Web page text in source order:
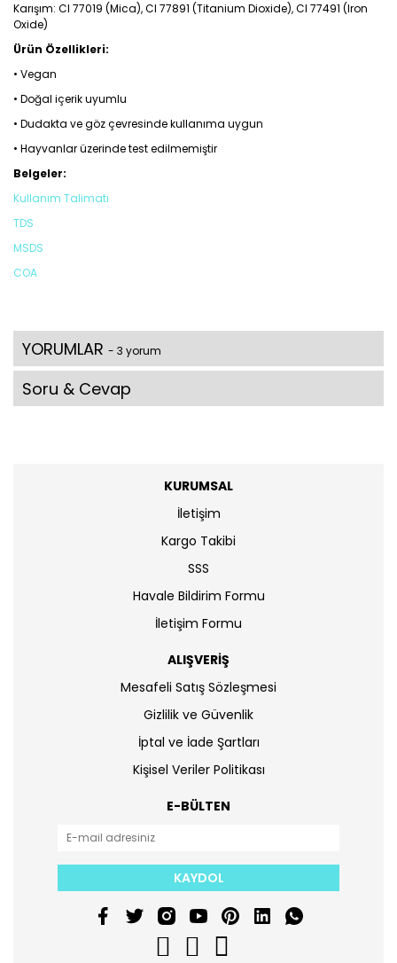
Karışım: CI 77019 (Mica), CI 77891 (Titanium Dioxide), CI 77491 (Iron
Oxide)
Ürün Özellikleri:
• Vegan
• Doğal içerik uyumlu
• Dudakta ve göz çevresinde kullanıma uygun
• Hayvanlar üzerinde test edilmemiştir
Belgeler:
Kullanım Talimatı
TDS
MSDS
COA
YORUMLAR - 3 yorum
Soru & Cevap
KURUMSAL
İletişim
Kargo Takibi
SSS
Havale Bildirim Formu
İletişim Formu
ALIŞVERİŞ
Mesafeli Satış Sözleşmesi
Gizlilik ve Güvenlik
İptal ve İade Şartları
Kişisel Veriler Politikası
E-BÜLTEN
KAYDOL